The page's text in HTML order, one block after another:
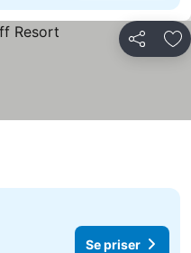
Del
Se priser